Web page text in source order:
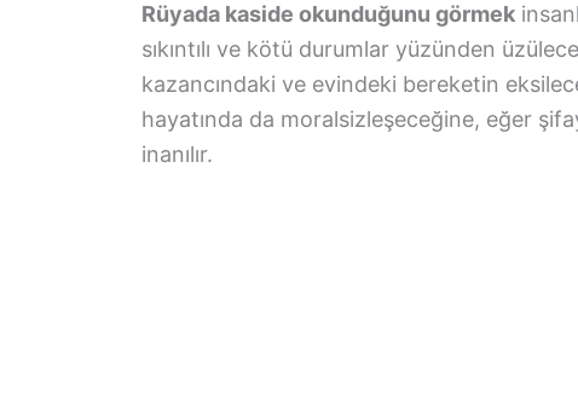
Rüyada kaside okunduğunu görmek
sıkıntılı ve kötü durumlar yüzünden
kazancındaki ve evindeki bereketin
hayatında da moralsizleşeceğine, eğer
inanılır.